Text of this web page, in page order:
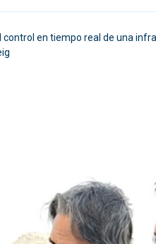
en tiempo real de una